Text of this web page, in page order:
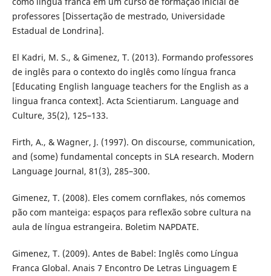
professores [Dissertação de mestrado, Universidade
Estadual de Londrina].
El Kadri, M. S., & Gimenez, T. (2013). Formando professores
de inglês para o contexto do inglês como língua franca
[Educating English language teachers for the English as a
lingua franca context]. Acta Scientiarum. Language and
Culture, 35(2), 125–133.
Firth, A., & Wagner, J. (1997). On discourse, communication,
and (some) fundamental concepts in SLA research. Modern
Language Journal, 81(3), 285–300.
Gimenez, T. (2008). Eles comem cornflakes, nós comemos
pão com manteiga: espaços para reflexão sobre cultura na
aula de língua estrangeira. Boletim NAPDATE.
Gimenez, T. (2009). Antes de Babel: Inglês como Língua
Franca Global. Anais 7 Encontro De Letras Linguagem E